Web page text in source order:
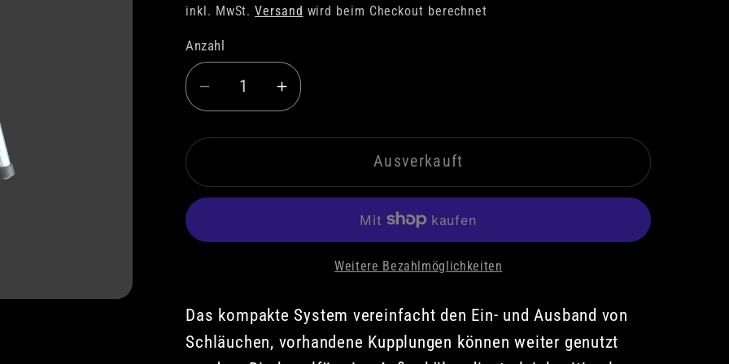
Preis
inkl. MwSt.Versand wird beim Checkout berechnet
Anzahl
Verringere
die
Menge
GH
EASY-
EVO2
Erhöhe
die
Menge
GH
EVO2
Montagegerät
Ausverkauft
Weitere Bezahlmöglichkeiten
Das kompakte System vereinfacht den Ein- und Ausband von
Schläuchen, vorhandene Kupplungen können weiter genutzt